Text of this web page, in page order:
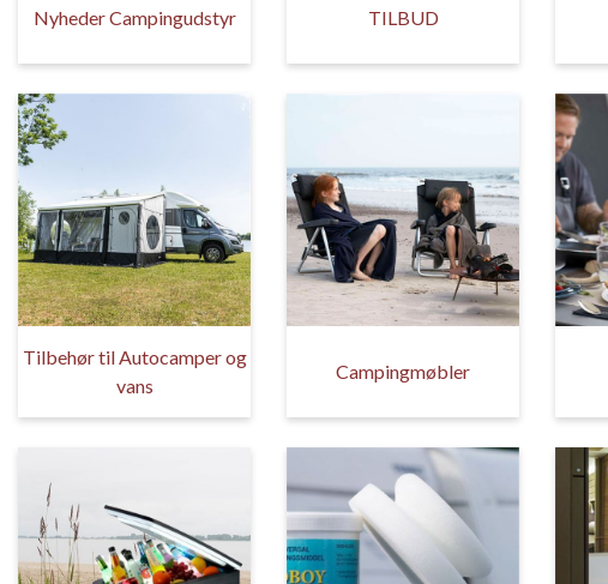
Nyheder Campingudstyr TILBUD
Tilbehør til Autocamper og
vans
Campingmøbler